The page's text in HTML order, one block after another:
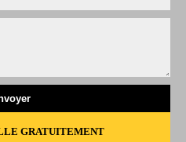
GRATUITEMENT